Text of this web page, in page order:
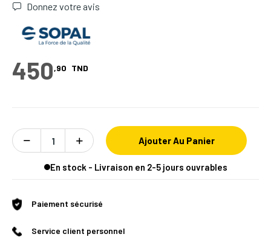
Donnez votre avis
450,90 TND
Ajouter Au Panier
En stock - Livraison en 2-5 jours ouvrables
Paiement sécurisé
Service client personnel